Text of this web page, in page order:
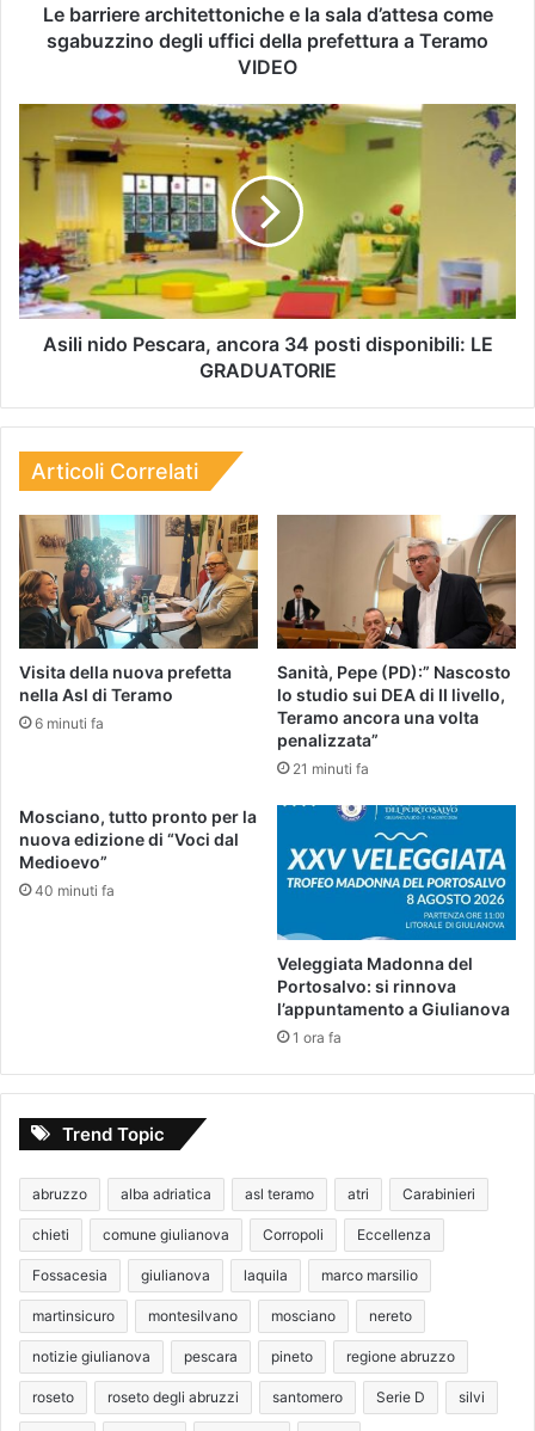
Le barriere architettoniche e la sala d’attesa come
sgabuzzino degli uffici della prefettura a Teramo
VIDEO
Asili nido Pescara, ancora 34 posti disponibili: LE
GRADUATORIE
Articoli Correlati
Visita della nuova prefetta
nella Asl di Teramo
6 minuti fa
Sanità, Pepe (PD):” Nascosto
lo studio sui DEA di II livello,
Teramo ancora una volta
penalizzata”
21 minuti fa
Mosciano, tutto pronto per la
nuova edizione di “Voci dal
Medioevo”
40 minuti fa
Veleggiata Madonna del
Portosalvo: si rinnova
l’appuntamento a Giulianova
1 ora fa
Trend Topic
abruzzo alba adriatica asl teramo atri Carabinieri
chieti comune giulianova Corropoli Eccellenza
Fossacesia giulianova laquila marco marsilio
martinsicuro montesilvano mosciano nereto
notizie giulianova pescara pineto regione abruzzo
roseto roseto degli abruzzi santomero Serie D silvi